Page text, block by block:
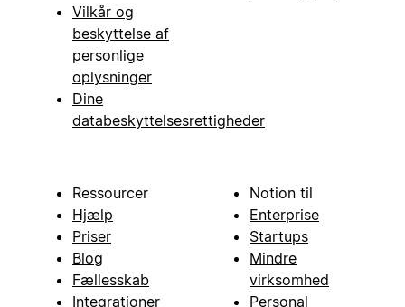
Vilkår og
beskyttelse af
personlige
oplysninger
Dine
databeskyttelsesrettigheder
Ressourcer
Hjælp
Priser
Blog
Fællesskab
Integrationer
Notion til
Enterprise
Startups
Mindre
virksomhed
Personal